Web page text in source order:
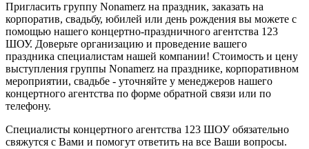
Пригласить группу Nonamerz на праздник, заказать на
корпоратив, свадьбу, юбилей или день рождения вы можете с
помощью нашего концертно-праздничного агентства 123
ШОУ. Доверьте организацию и проведение вашего
праздника специалистам нашей компании! Стоимость и цену
выступления группы Nonamerz на празднике, корпоративном
мероприятии, свадьбе - уточняйте у менеджеров нашего
концертного агентства по форме обратной связи или по
телефону.
Специалисты концертного агентства 123 ШОУ обязательно
свяжутся с Вами и помогут ответить на все Ваши вопросы.